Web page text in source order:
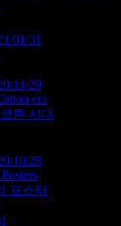
01/31
11/29
era
튼 시대
10/28
포스터